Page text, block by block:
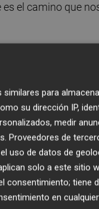
el camino que
extraña para la
para
su dirección IP,
medir
Proveedores de
uso de datos de
solo a este sitio
consentimiento; tiene
en